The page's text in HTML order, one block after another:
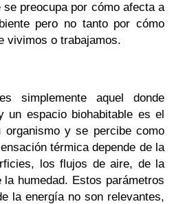
se preocupa por cómo afecta a
pero no tanto por cómo
vivimos o trabajamos.
simplemente aquel donde
un espacio biohabitable es el
y se percibe como
térmica depende de la
los flujos de aire, de la
humedad. Estos parámetros
la energía no son relevantes,